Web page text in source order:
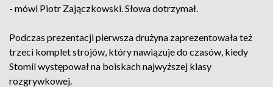
- mówi Piotr Zajączkowski. Słowa dotrzymał.
Podczas prezentacji pierwsza drużyna zaprezentowała też
trzeci komplet strojów, który nawiązuje do czasów, kiedy
Stomil występował na boiskach najwyższej klasy
rozgrywkowej.